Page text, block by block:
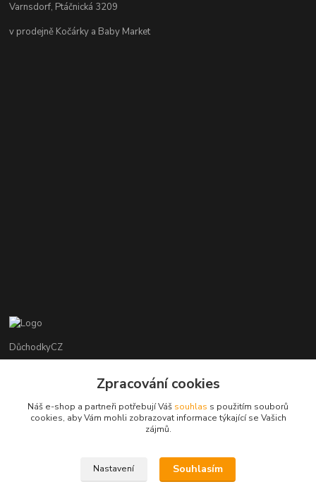
Varnsdorf, Ptáčnická 3209
v prodejně Kočárky a Baby Market
DůchodkyCZ
+420 412384749
objednavky@duchodky.cz
Zpracování cookies
Náš e-shop a partneři potřebují Váš souhlas s použitím souborů
cookies, aby Vám mohli zobrazovat informace týkající se Vašich
zájmů.
Nastavení Souhlasím